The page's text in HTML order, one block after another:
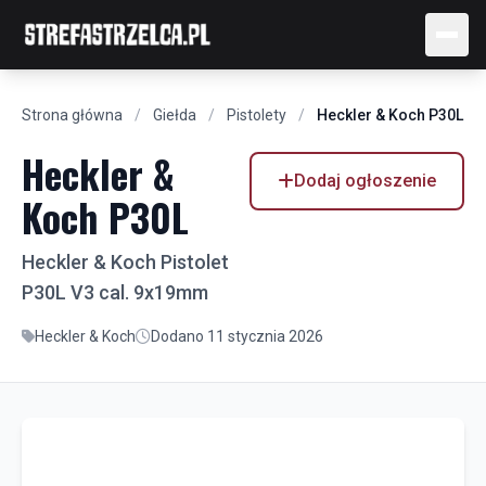
Strona główna / Giełda / Pistolety / Heckler & Koch P30L
Heckler &
Koch P30L
Heckler & Koch Pistolet
P30L V3 cal. 9x19mm
Dodaj ogłoszenie
Heckler & Koch Dodano 11 stycznia 2026